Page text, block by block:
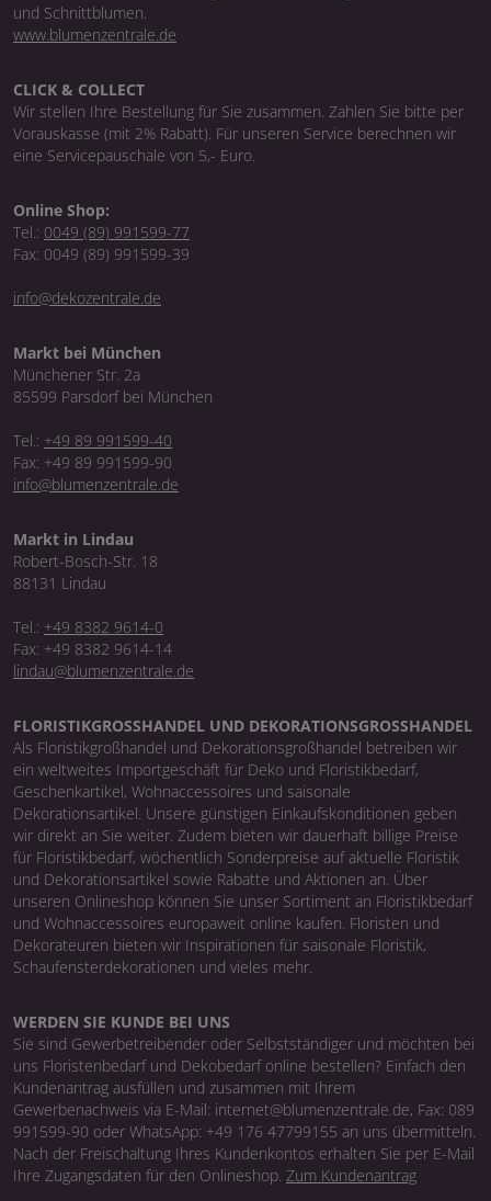
und Schnittblumen.
www.blumenzentrale.de
CLICK & COLLECT
Wir stellen Ihre Bestellung für Sie zusammen. Zahlen Sie bitte per
Vorauskasse (mit 2% Rabatt). Für unseren Service berechnen wir
eine Servicepauschale von 5,- Euro.
Online Shop:
Tel.: 0049 (89) 991599-77
Fax: 0049 (89) 991599-39
info@dekozentrale.de
Markt bei München
Münchener Str. 2a
85599 Parsdorf bei München
Tel.: +49 89 991599-40
Fax: +49 89 991599-90
info@blumenzentrale.de
Markt in Lindau
Robert-Bosch-Str. 18
88131 Lindau
Tel.: +49 8382 9614-0
Fax: +49 8382 9614-14
lindau@blumenzentrale.de
FLORISTIKGROSSHANDEL UND DEKORATIONSGROSSHANDEL
Als Floristikgroßhandel und Dekorationsgroßhandel betreiben wir
ein weltweites Importgeschäft für Deko und Floristikbedarf,
Geschenkartikel, Wohnaccessoires und saisonale
Dekorationsartikel. Unsere günstigen Einkaufskonditionen geben
wir direkt an Sie weiter. Zudem bieten wir dauerhaft billige Preise
für Floristikbedarf, wöchentlich Sonderpreise auf aktuelle Floristik
und Dekorationsartikel sowie Rabatte und Aktionen an. Über
unseren Onlineshop können Sie unser Sortiment an Floristikbedarf
und Wohnaccessoires europaweit online kaufen. Floristen und
Dekorateuren bieten wir Inspirationen für saisonale Floristik,
Schaufensterdekorationen und vieles mehr.
WERDEN SIE KUNDE BEI UNS
Sie sind Gewerbetreibender oder Selbstständiger und möchten bei
uns Floristenbedarf und Dekobedarf online bestellen? Einfach den
Kundenantrag ausfüllen und zusammen mit Ihrem
Gewerbenachweis via E-Mail: internet@blumenzentrale.de, Fax: 089
991599-90 oder WhatsApp: +49 176 47799155 an uns übermitteln.
Nach der Freischaltung Ihres Kundenkontos erhalten Sie per E-Mail
Ihre Zugangsdaten für den Onlineshop. Zum Kundenantrag